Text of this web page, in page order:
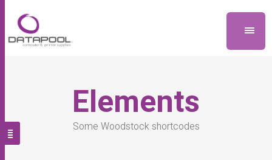
Elements
Some Woodstock shortcodes